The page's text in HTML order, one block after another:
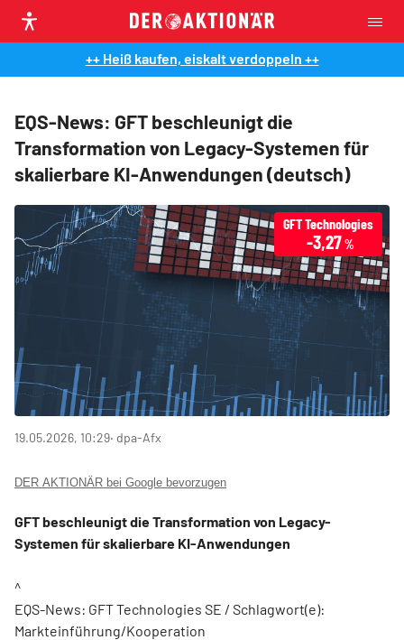
++ Heiß kaufen, eiskalt verdoppeln ++
EQS-News: GFT beschleunigt die
Transformation von Legacy-Systemen für
skalierbare KI-Anwendungen (deutsch)
GFT Technologies
-3,27 %
19.05.2026, 10:29‧ dpa-Afx
DER AKTIONÄR bei Google bevorzugen
GFT beschleunigt die Transformation von Legacy-
Systemen für skalierbare KI-Anwendungen
^
EQS-News: GFT Technologies SE / Schlagwort(e):
Markteinführung/Kooperation